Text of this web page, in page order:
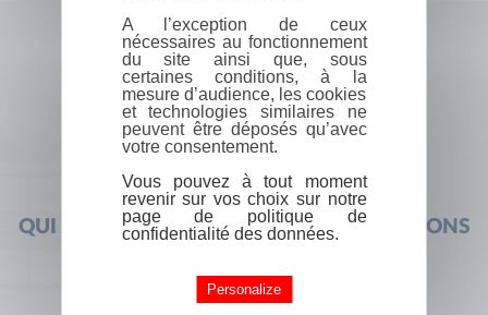
QUI SOMMES-NOUS ? FOIRE AUX QUESTIONS
A l’exception de ceux
nécessaires au fonctionnement
du site ainsi que, sous
certaines conditions, à la
mesure d’audience, les cookies
et technologies similaires ne
peuvent être déposés qu’avec
votre consentement.
Vous pouvez à tout moment
revenir sur vos choix sur notre
page de politique de
confidentialité des données.
Personalize